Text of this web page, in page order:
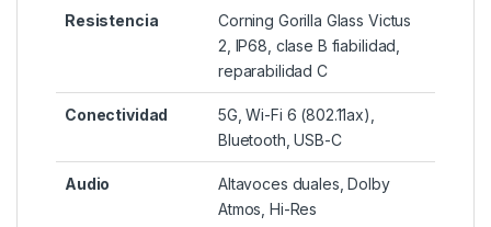
Resistencia
Corning Gorilla Glass Victus
2, IP68, clase B fiabilidad,
reparabilidad C
Conectividad
5G, Wi-Fi 6 (802.11ax),
Bluetooth, USB-C
Audio
Altavoces duales, Dolby
Atmos, Hi-Res